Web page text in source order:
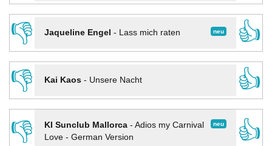
👎
neu
Jaqueline Engel - Lass mich raten
👍
👎
Kai Kaos- Unsere Nacht
👍
👎
neu
KI Sunclub Mallorca- Adios my Carnival
Love - German Version
👍